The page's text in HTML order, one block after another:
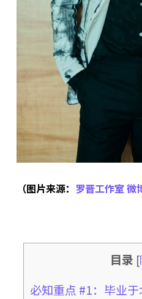
（图片来源： 罗晋工作室 微
目录 [
必知重点 #1：毕业